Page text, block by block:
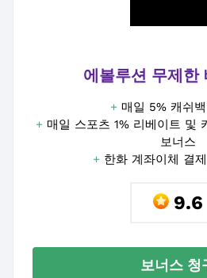
에볼루션 무제한
+ 매일 5% 캐쉬
+ 매일 스포츠 1% 리베이트 및
보너스
+ 한화 계좌이체 결
9.6
보너스 청